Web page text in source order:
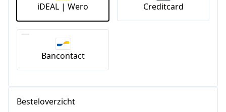
iDEAL | Wero Creditcard
Bancontact
Besteloverzicht